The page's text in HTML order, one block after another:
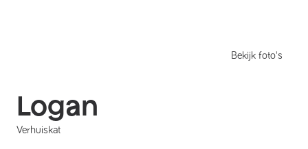
Bekijk foto's
Logan
Verhuiskat